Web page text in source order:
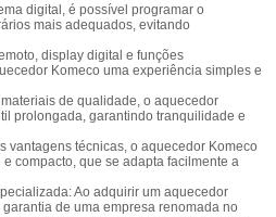
digital, é possível programar o
mais adequados, evitando
display digital e funções
Komeco uma experiência simples e
de qualidade, o aquecedor
prolongada, garantindo tranquilidade e
vantagens técnicas, o aquecedor Komeco
compacto, que se adapta facilmente a
Ao adquirir um aquecedor
de uma empresa renomada no